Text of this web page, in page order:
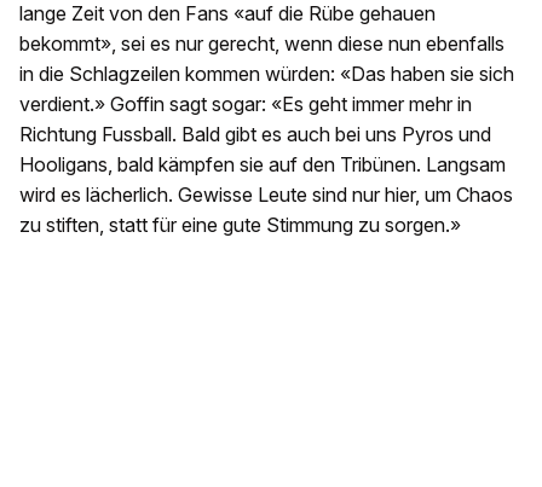
lange Zeit von den Fans «auf die Rübe gehauen
bekommt», sei es nur gerecht, wenn diese nun ebenfalls
in die Schlagzeilen kommen würden: «Das haben sie sich
verdient.» Goffin sagt sogar: «Es geht immer mehr in
Richtung Fussball. Bald gibt es auch bei uns Pyros und
Hooligans, bald kämpfen sie auf den Tribünen. Langsam
wird es lächerlich. Gewisse Leute sind nur hier, um Chaos
zu stiften, statt für eine gute Stimmung zu sorgen.»